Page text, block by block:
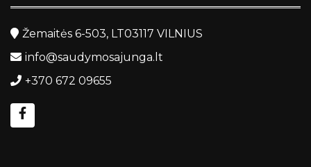
Žemaitės 6-503, LT03117 VILNIUS
info@saudymosajunga.lt
+370 672 09655